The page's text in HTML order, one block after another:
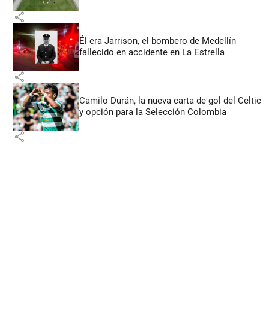
share
Él era Jarrison, el bombero de Medellín
fallecido en accidente en La Estrella
share
Camilo Durán, la nueva carta de gol del Celtic
y opción para la Selección Colombia
share